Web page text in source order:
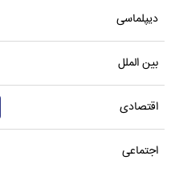
دیپلماسی
بین الملل
اقتصادی
اجتماعی